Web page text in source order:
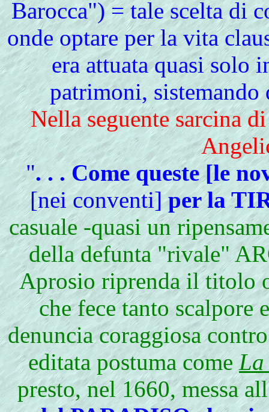
Barocca") = tale scelta di
onde optare per la vita
era attuata quasi solo
patrimoni,
Nella seguente sarcina
". . . Come queste [le
[nei conventi]per la
casuale -quasi un
della defunta "rivale"
Aprosio riprenda il titolo
che fece tanto scalpore
denuncia coraggiosa
editata postuma comeLa
presto, nel 1660, messa